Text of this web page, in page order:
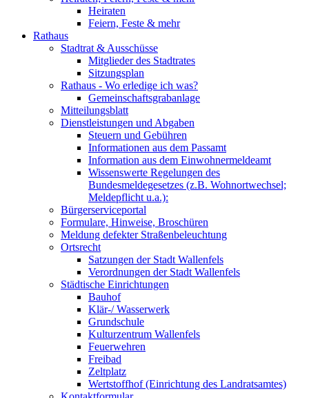
Heiraten
Feiern, Feste & mehr
Rathaus
Stadtrat & Ausschüsse
Mitglieder des Stadtrates
Sitzungsplan
Rathaus - Wo erledige ich was?
Gemeinschaftsgrabanlage
Mitteilungsblatt
Dienstleistungen und Abgaben
Steuern und Gebühren
Informationen aus dem Passamt
Information aus dem Einwohnermeldeamt
Wissenswerte Regelungen des
Bundesmeldegesetzes (z.B. Wohnortwechsel;
Meldepflicht u.a.):
Bürgerserviceportal
Formulare, Hinweise, Broschüren
Meldung defekter Straßenbeleuchtung
Ortsrecht
Satzungen der Stadt Wallenfels
Verordnungen der Stadt Wallenfels
Städtische Einrichtungen
Bauhof
Klär-/ Wasserwerk
Grundschule
Kulturzentrum Wallenfels
Feuerwehren
Freibad
Zeltplatz
Wertstoffhof (Einrichtung des Landratsamtes)